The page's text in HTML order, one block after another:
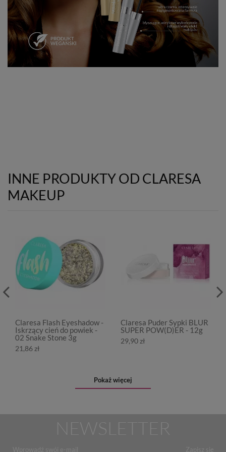
INNE PRODUKTY OD CLARESA
MAKEUP
Claresa Flash Eyeshadow -
Iskrzący cień do powiek -
02 Snake Stone 3g
21,86 zł
Claresa Puder Sypki BLUR
SUPER POW(D)ER - 12g
29,90 zł
Pokaż więcej
NEWSLETTER
Zapisz się